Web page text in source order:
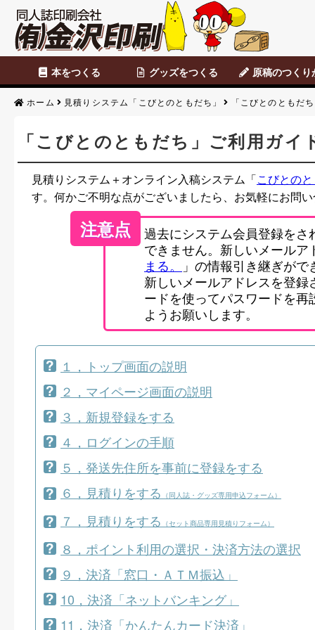
本をつくる
セット商品
カスタマイズ商品
表紙のみ印刷
本文のみ印刷
グッズをつくる
便せん・チラシ
原稿のつくり
原稿のつくりか
データ原稿
Photoshop
CLIP STUDIO
便せん・チラシ原
アナログ原稿
背幅表
ホーム 見積りシステム「こびとのともだち」 「こびとのともだ
「こびとのともだち」ご利用ガイ
見積りシステム＋オンライン入稿システム「こびとの
す。何かご不明な点がございましたら、お気軽にお問
注意点
過去にシステム会員登録を
できません。新しいメール
まる。
」の情報引き継ぎが
新しいメールアドレスを登
ードを使ってパスワードを
ようお願いします。
１，トップ画面の説明
２，マイページ画面の説明
３，新規登録をする
４，ログインの手順
５，発送先住所を事前に登録をする
６，見積りをする （同人誌・グッズ専用申込フォーム）
７，見積りをする （セット商品専用見積りフォーム）
８，ポイント利用の選択・決済方法の選択
９，決済「窓口・ＡＴＭ振込」
10，決済「ネットバンキング」
11，決済「かんたんカード決済」